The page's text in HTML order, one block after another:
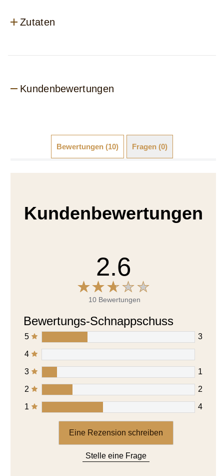
Zutaten
Kundenbewertungen
Bewertungen (10) Fragen (0)
Kundenbewertungen
2.6
10 Bewertungen
Bewertungs-Schnappschuss
5 3
4
3 1
2 2
1 4
Eine Rezension schreiben
Stelle eine Frage